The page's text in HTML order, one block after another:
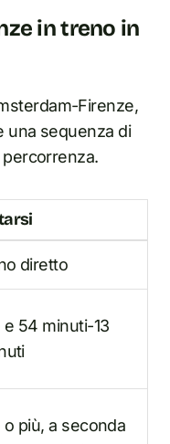
in treno in
Firenze,
una sequenza di
percorrenza.
diretto
e 54 minuti-13
o più, a seconda